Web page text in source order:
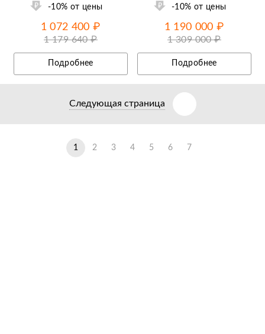
-10% от цены
1 072 400 ₽
1 179 640 ₽
Подробнее
-10% от цены
1 190 000 ₽
1 309 000 ₽
Подробнее
Следующая страница
1 2 3 4 5 6 7